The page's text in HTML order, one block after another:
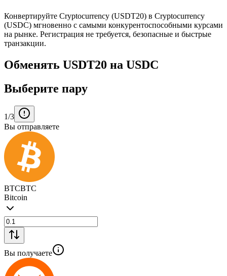
Конвертируйте Cryptocurrency (USDT20) в Cryptocurrency
(USDC) мгновенно с самыми конкурентоспособными курсами
на рынке. Регистрация не требуется, безопасные и быстрые
транзакции.
Обменять USDT20 на USDC
Выберите пару
1/3
Вы отправляете
BTCBTC
Bitcoin
Вы получаете